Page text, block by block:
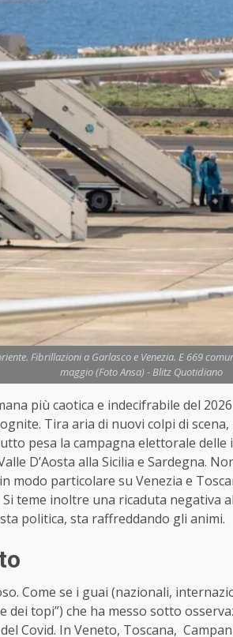
Fibrillazioni a Garlasco e Venezia. E 669
maggio (Foto Ansa) - Blitz Quotidiano
più caotica e indecifrabile del
Tira aria di nuovi colpi di
pesa la campagna elettorale
D’Aosta alla Sicilia e Sardegna.
modo particolare su Venezia e
teme inoltre una ricaduta negativa
politica, sta raffreddando gli animi.
Come se i guai (nazionali,
dei topi”) che ha messo sotto
Covid. In Veneto, Toscana,